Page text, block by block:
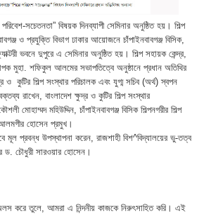
পরিবেশ-সচেতনতা” বিষয়ক দিনব্যাপী সেমিনার অনুষ্ঠিত হয়। শিল্প
ও প্রযুক্তি বিভাগ ঢাকার আয়োজনে চাঁপাইনবাবগঞ্জ বিসিক,
ভবনে দুপুরে এ সেমিনার অনুষ্ঠিত হয়। শিল্প সহায়ক কেন্দ্র,
মুহা. শফিকুল আলমের সভাপতিত্বে অনুষ্ঠানে প্রধান অতিথির
ও কুটির শিল্প সংস্থার পরিচালক এবং যুগ্ম সচিব (অর্থ) স্বপন
রাখেন, বাংলাদেশ ক্ষুদ্র ও কুটির শিল্প সংস্থার
মোহাম্মদ মহিউদ্দিন, চাঁপাইনবাবগঞ্জ বিসিক শিল্পনগরীর শিল্প
হোসেন প্রমুখ।
মূল প্রবন্ধ উপস্থাপনা করেন, রাজশাহী বিশ^বিদ্যালয়ের ভু-তত্ব
ড. চৌধুরী সারওয়ার হোসেন।
করে তুলে, আমরা এ নিন্দনীয় কাজকে নিরুৎসাহিত করি। এই